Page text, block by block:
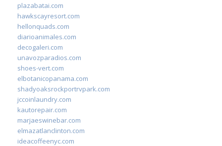
plazabatai.com
hawkscayresort.com
hellonquads.com
diarioanimales.com
decogaleri.com
unavozparadios.com
shoes-vert.com
elbotanicopanama.com
shadyoaksrockportrvpark.com
jccoinlaundry.com
kautorepair.com
marjaeswinebar.com
elmazatlanclinton.com
ideacoffeenyc.com